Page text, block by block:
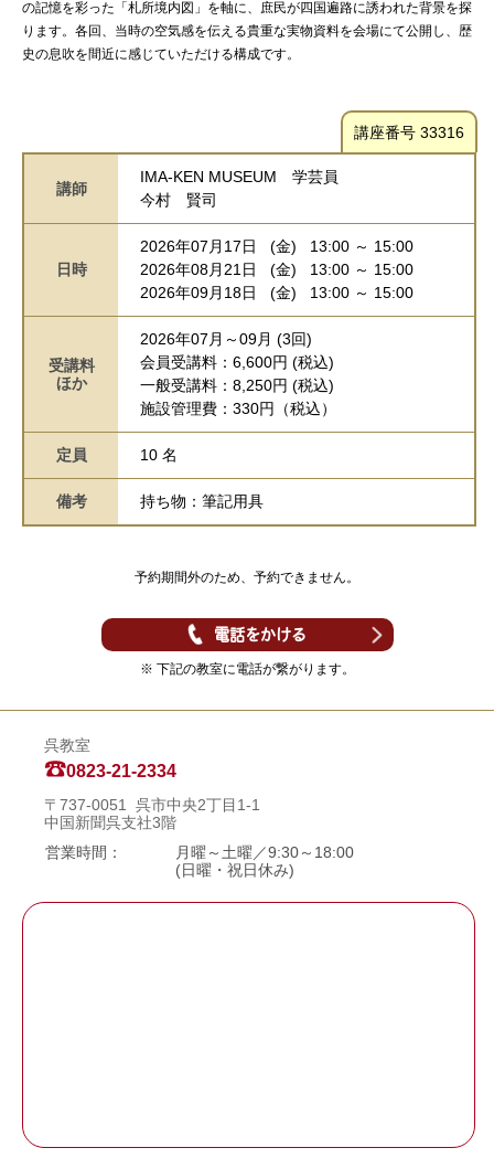
の記憶を彩った「札所境内図」を軸に、庶民が四国遍路に誘われた背景を探
ります。各回、当時の空気感を伝える貴重な実物資料を会場にて公開し、歴
史の息吹を間近に感じていただける構成です。
講座番号 33316
講師
IMA-KEN MUSEUM 学芸員
今村 賢司
日時
2026年07月17日 (金) 13:00 ～ 15:00
2026年08月21日 (金) 13:00 ～ 15:00
2026年09月18日 (金) 13:00 ～ 15:00
受講料
ほか
2026年07月～09月 (3回)
会員受講料：6,600円 (税込)
一般受講料：8,250円 (税込)
施設管理費：330円（税込）
定員 10 名
備考 持ち物：筆記用具
予約期間外のため、予約できません。
電話をかける
※ 下記の教室に電話が繋がります。
呉教室
0823-21-2334
〒737-0051 呉市中央2丁目1-1
中国新聞呉支社3階
営業時間：
月曜～土曜／9:30～18:00
(日曜・祝日休み)